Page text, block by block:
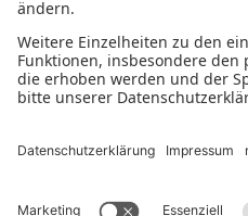
Montag - Donnerstag
Freitag 9:00-14:00 Uhr